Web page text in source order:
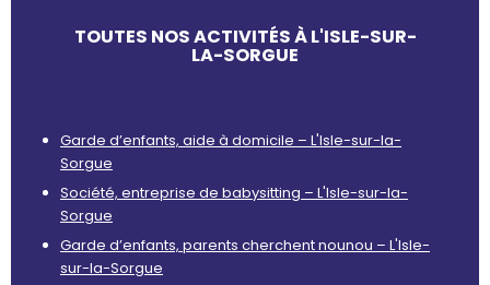
TOUTES NOS ACTIVITÉS À L'ISLE-SUR-
LA-SORGUE
Garde d’enfants, aide à domicile – L'Isle-sur-la-
Sorgue
Société, entreprise de babysitting – L'Isle-sur-la-
Sorgue
Garde d’enfants, parents cherchent nounou – L'Isle-
sur-la-Sorgue